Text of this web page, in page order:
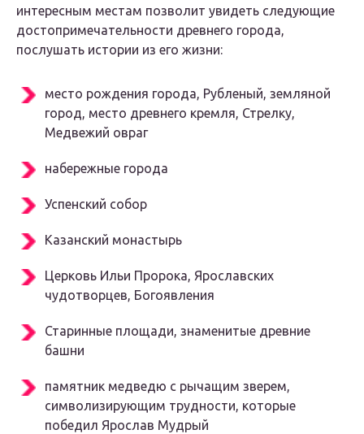
интересным местам позволит увидеть следующие
достопримечательности древнего города,
послушать истории из его жизни:
место рождения города, Рубленый, земляной
город, место древнего кремля, Стрелку,
Медвежий овраг
набережные города
Успенский собор
Казанский монастырь
Церковь Ильи Пророка, Ярославских
чудотворцев, Богоявления
Старинные площади, знаменитые древние
башни
памятник медведю с рычащим зверем,
символизирующим трудности, которые
победил Ярослав Мудрый